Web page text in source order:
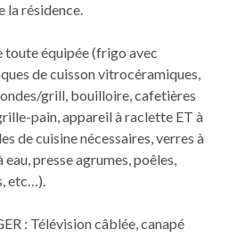
la résidence.
toute équipée (frigo avec
de cuisson vitrocéramiques,
grill, bouilloire, cafetières
pain, appareil à raclette ET à
de cuisine nécessaires, verres à
presse agrumes, poêles,
etc…).
: Télévision câblée, canapé